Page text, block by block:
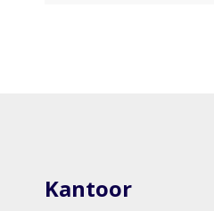
Kantoor